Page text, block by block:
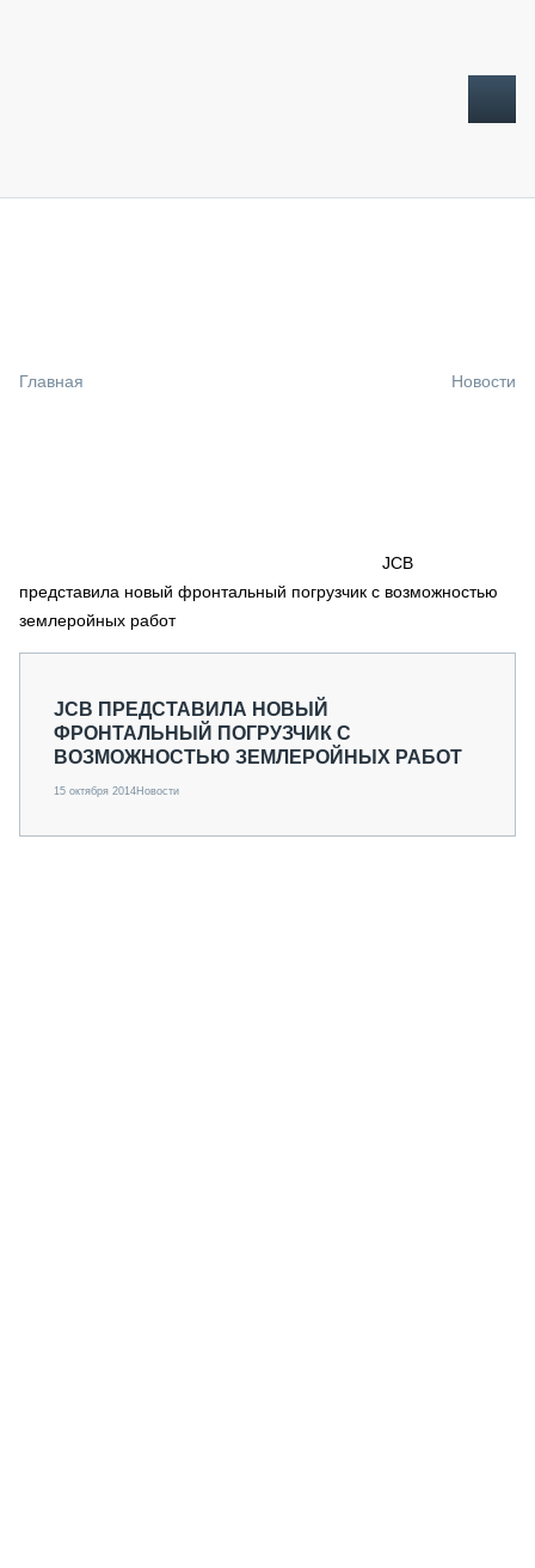
СПЕЦПРОЕКТЫ
МЕРОПРИЯТИЯ
СТАТЬИ ПО КАТЕГОРИЯМ ТЕХНИКИ
Главная Новости
JCB
представила новый фронтальный погрузчик с возможностью
землеройных работ
JCB ПРЕДСТАВИЛА НОВЫЙ
ФРОНТАЛЬНЫЙ ПОГРУЗЧИК С
ВОЗМОЖНОСТЬЮ ЗЕМЛЕРОЙНЫХ РАБОТ
15 октября 2014Новости